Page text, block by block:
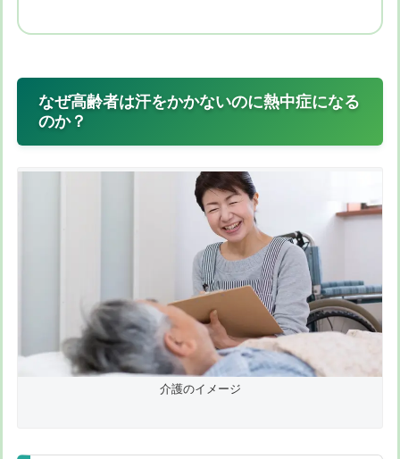
なぜ高齢者は汗をかかないのに熱中症になる
のか？
介護のイメージ